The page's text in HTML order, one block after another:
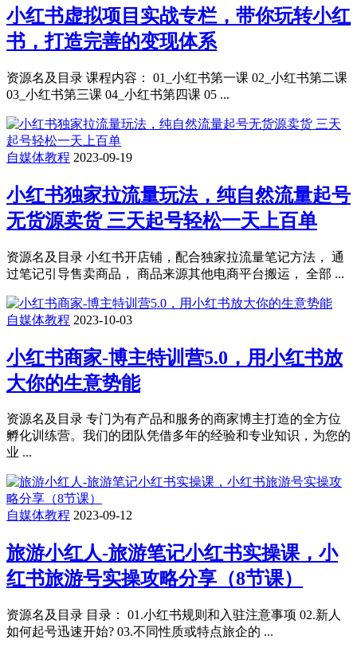
小红书虚拟项目实战专栏，带你玩转小红
书，打造完善的变现体系
资源名及目录 课程内容： 01_小红书第一课 02_小红书第二课
03_小红书第三课 04_小红书第四课 05 ...
自媒体教程 2023-09-19
小红书独家拉流量玩法，纯自然流量起号
无货源卖货 三天起号轻松一天上百单
资源名及目录 小红书开店铺，配合独家拉流量笔记方法， 通
过笔记引导售卖商品， 商品来源其他电商平台搬运， 全部 ...
自媒体教程 2023-10-03
小红书商家-博主特训营5.0，用小红书放
大你的生意势能
资源名及目录 专门为有产品和服务的商家博主打造的全方位
孵化训练营。我们的团队凭借多年的经验和专业知识，为您的
业 ...
自媒体教程 2023-09-12
旅游小红人-旅游笔记小红书实操课，小
红书旅游号实操攻略分享（8节课）
资源名及目录 目录： 01.小红书规则和入驻注意事项 02.新人
如何起号迅速开始? 03.不同性质或特点旅企的 ...